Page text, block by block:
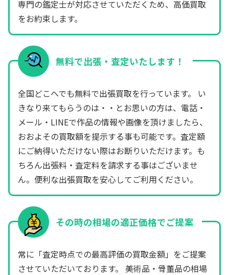
専門の鑑定士が対応させていただくため、高価買取
をお約束します。
無料で出張・査定いたします！
全国どこへでも無料で出張買取を行っています。 い
きなり来てもらうのは・・とお思いの方は、電話・
メール・LINEで作品の情報や画像を頂けましたら、
おおよその買取額を提示する事も可能です。査定額
にご納得いただけない際はお断りいただけます。も
ちろん出張料・査定料を請求する事はございませ
ん。便利な出張買取を安心してご利用ください。
その時の相場の適正価格でご提案
常に「査定時点での最高評価の買取金額」をご提案
させていただいております。 美術品・骨董品の相場